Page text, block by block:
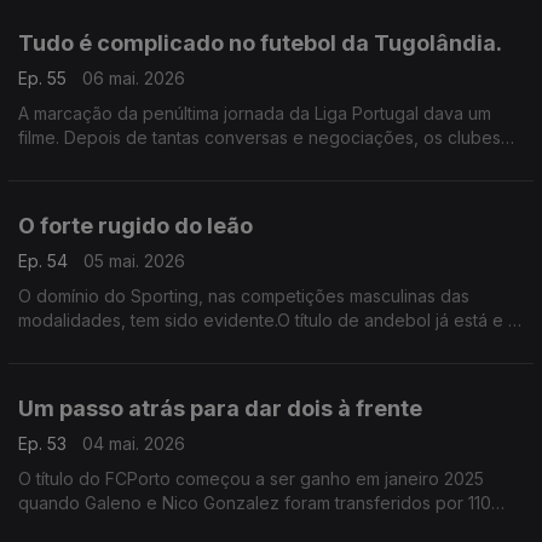
Tudo é complicado no futebol da Tugolândia.
Ep. 55
06 mai. 2026
A marcação da penúltima jornada da Liga Portugal dava um
filme. Depois de tantas conversas e negociações, os clubes
O forte rugido do leão
Ep. 54
05 mai. 2026
O domínio do Sporting, nas competições masculinas das
modalidades, tem sido evidente.O título de andebol já está e o
Um passo atrás para dar dois à frente
Ep. 53
04 mai. 2026
O título do FCPorto começou a ser ganho em janeiro 2025
quando Galeno e Nico Gonzalez foram transferidos por 110